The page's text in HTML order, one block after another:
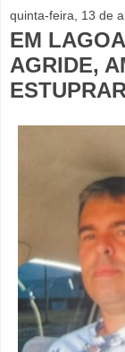
quinta-feira, 13 de
EM
AGRIDE,